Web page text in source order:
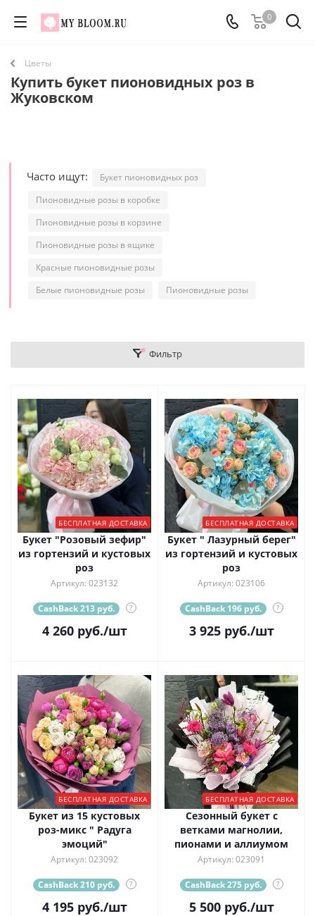
0
Цветы
Купить букет пионовидных роз в
Жуковском
Часто ищут:
Букет пионовидных роз
Пионовидные розы в коробке
Пионовидные розы в корзине
Пионовидные розы в ящике
Красные пионовидные розы
Белые пионовидные розы
Пионовидные розы
Фильтр
БЕСПЛАТНАЯ ДОСТАВКА
Букет "Розовый зефир"
из гортензий и кустовых
роз
Артикул: 023132
CashBack 213 руб. ?
4 260руб./шт
БЕСПЛАТНАЯ ДОСТАВКА
Букет " Лазурный берег"
из гортензий и кустовых
роз
Артикул: 023106
CashBack 196 руб. ?
3 925руб./шт
БЕСПЛАТНАЯ ДОСТАВКА
Букет из 15 кустовых
роз-микс " Радуга
эмоций"
Артикул: 023092
CashBack 210 руб. ?
4 195руб./шт
БЕСПЛАТНАЯ ДОСТАВКА
Сезонный букет с
ветками магнолии,
пионами и аллиумом
Артикул: 023091
CashBack 275 руб. ?
5 500руб./шт